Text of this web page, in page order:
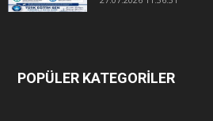
POPÜLER KATEGORİLER